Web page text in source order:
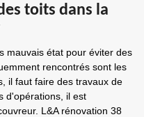
toits dans la
mauvais état pour éviter des
rencontrés sont les
il faut faire des travaux de
d'opérations, il est
L&A rénovation 38